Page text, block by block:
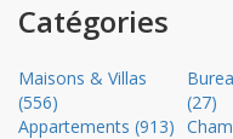
Catégories
Maisons & Villas
(556)
Appartements (913)
(27)